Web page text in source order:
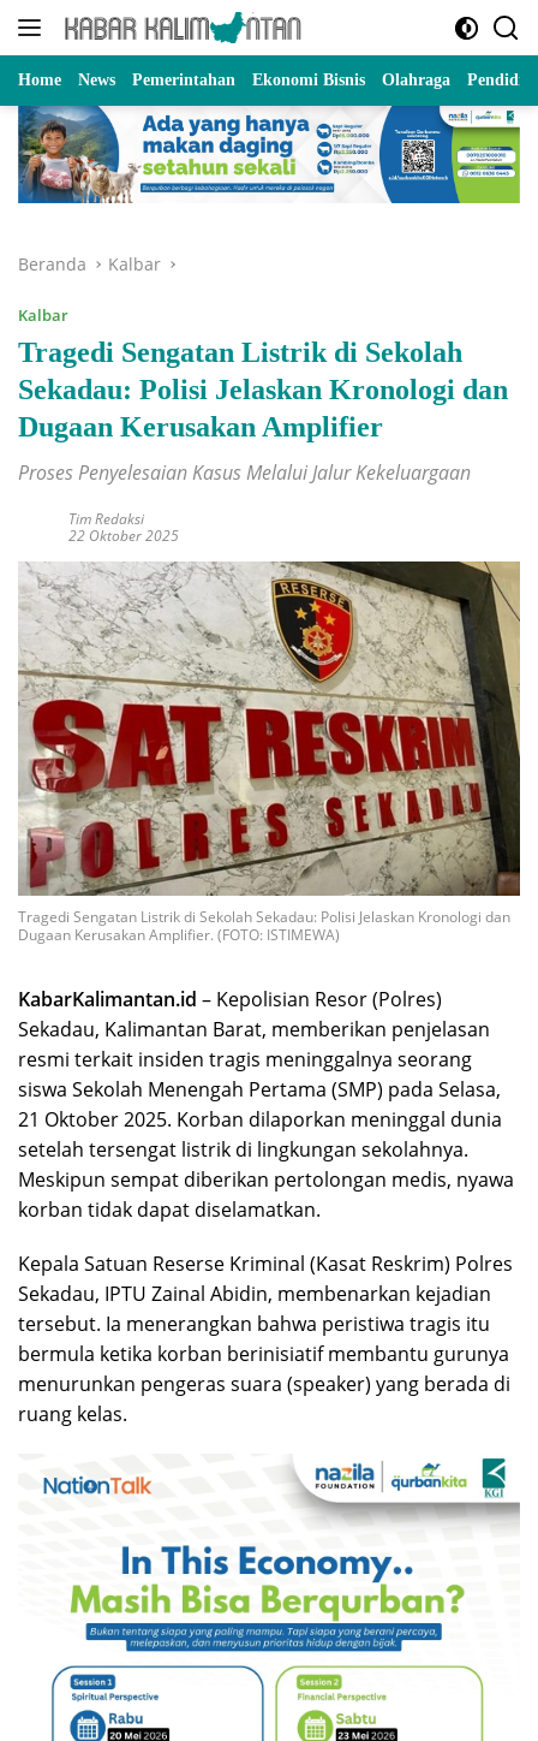
Langsung
Home News Pemerintahan Ekonomi Bisnis Olahraga
Beranda Kalbar
Kalbar
Tragedi Sengatan Listrik di Sekolah
Sekadau: Polisi Jelaskan Kronologi dan
Dugaan Kerusakan Amplifier
Proses Penyelesaian Kasus Melalui Jalur Kekeluargaan
Tim Redaksi
22 Oktober 2025
Tragedi Sengatan Listrik di Sekolah Sekadau: Polisi Jelaskan Kronologi dan
Dugaan Kerusakan Amplifier. (FOTO: ISTIMEWA)
KabarKalimantan.id – Kepolisian Resor (Polres)
Sekadau, Kalimantan Barat, memberikan penjelasan
resmi terkait insiden tragis meninggalnya seorang
siswa Sekolah Menengah Pertama (SMP) pada Selasa,
21 Oktober 2025. Korban dilaporkan meninggal dunia
setelah tersengat listrik di lingkungan sekolahnya.
Meskipun sempat diberikan pertolongan medis, nyawa
korban tidak dapat diselamatkan.
Kepala Satuan Reserse Kriminal (Kasat Reskrim) Polres
Sekadau, IPTU Zainal Abidin, membenarkan kejadian
tersebut. Ia menerangkan bahwa peristiwa tragis itu
bermula ketika korban berinisiatif membantu gurunya
menurunkan pengeras suara (speaker) yang berada di
ruang kelas.